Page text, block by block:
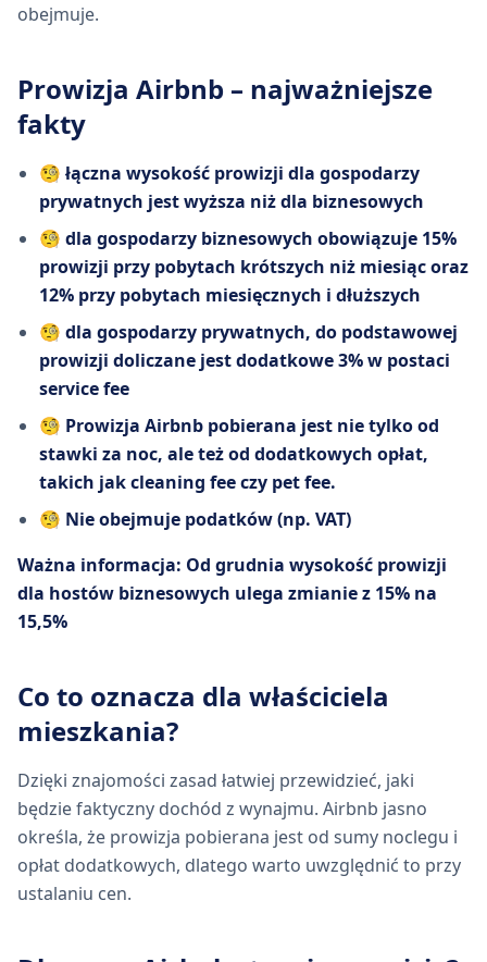
obejmuje.
Prowizja Airbnb – najważniejsze
fakty
🧐 łączna wysokość prowizji dla gospodarzy
prywatnych jest wyższa niż dla biznesowych
🧐 dla gospodarzy biznesowych obowiązuje 15%
prowizji przy pobytach krótszych niż miesiąc oraz
12% przy pobytach miesięcznych i dłuższych
🧐 dla gospodarzy prywatnych, do podstawowej
prowizji doliczane jest dodatkowe 3% w postaci
service fee
🧐 Prowizja Airbnb pobierana jest nie tylko od
stawki za noc, ale też od dodatkowych opłat,
takich jak cleaning fee czy pet fee.
🧐 Nie obejmuje podatków (np. VAT)
Ważna informacja: Od grudnia wysokość prowizji
dla hostów biznesowych ulega zmianie z 15% na
15,5%
Co to oznacza dla właściciela
mieszkania?
Dzięki znajomości zasad łatwiej przewidzieć, jaki
będzie faktyczny dochód z wynajmu. Airbnb jasno
określa, że prowizja pobierana jest od sumy noclegu i
opłat dodatkowych, dlatego warto uwzględnić to przy
ustalaniu cen.